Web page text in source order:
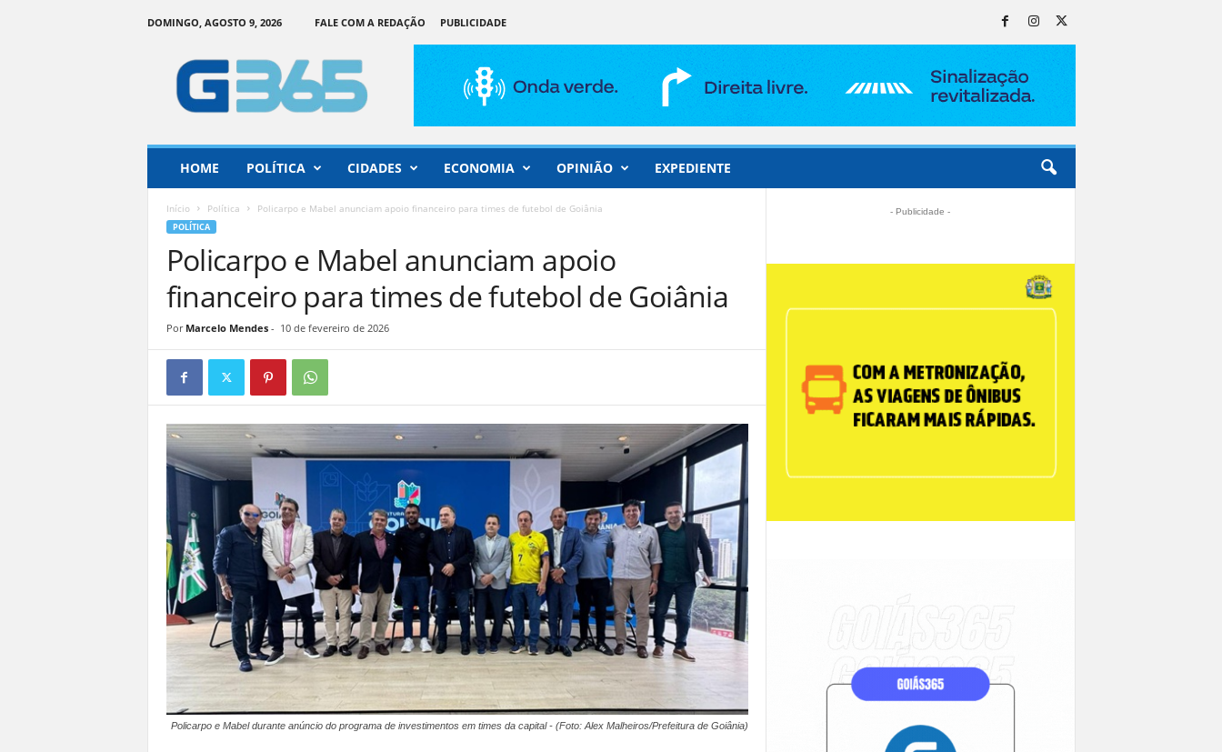
DOMINGO, AGOSTO 9, 2026 FALE COM A REDAÇÃO
PUBLICIDADE
ç
o
HOME POLÍTICA CIDADES ECONOMIA OPINIÃO EXPEDIENTE
Início Política Policarpo e Mabel anunciam apoio financeiro para times de futebol de Goiânia
POLÍTICA
Policarpo e Mabel anunciam apoio
financeiro para times de futebol de Goiânia
Por Marcelo Mendes- 10 de fevereiro de 2026
Policarpo e Mabel durante anúncio do programa de investimentos em times da capital - (Foto: Alex Malheiros/Prefeitura de Goiânia)
- Publicidade -